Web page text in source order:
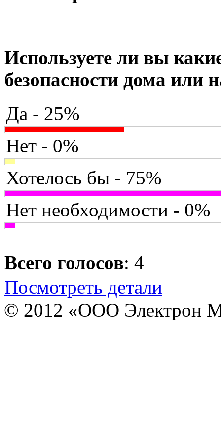
Используете ли вы
безопасности дома или
Да - 25%
Нет - 0%
Хотелось бы - 75%
Нет необходимости - 0%
Всего голосов: 4
Посмотреть детали
© 2012 «ООО Электрон